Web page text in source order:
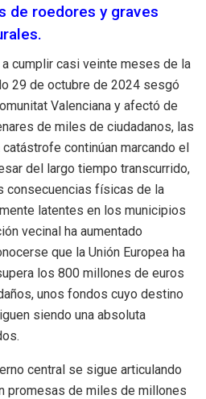
de roedores y graves
cumplir casi veinte meses de la
29 de octubre de 2024 sesgó
Valenciana y afectó de
de miles de ciudadanos, las
continúan marcando el
del largo tiempo transcurrido,
consecuencias físicas de la
latentes en los municipios
vecinal ha aumentado
que la Unión Europea ha
los 800 millones de euros
unos fondos cuyo destino
siendo una absoluta
central se sigue articulando
promesas de miles de millones